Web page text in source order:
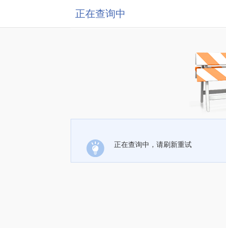
正在查询中
正在查询中，请刷新重试